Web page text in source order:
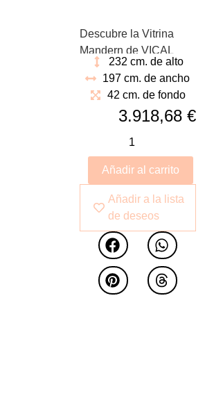
Descubre la Vitrina
Mandern de VICAL
home, ideal para
diversificar tu espacio
de almacenamiento.
Fabricada en madera
envejecido, presenta
dimensiones de
197x42x232 cm e
incorpora áreas de
armario y estantería.
Los detalles en hierro
aportan una
combinación de
232 cm. de alto
197 cm. de ancho
42 cm. de fondo
3.918,68 €
Añadir al carrito
Añadir a la lista
de deseos